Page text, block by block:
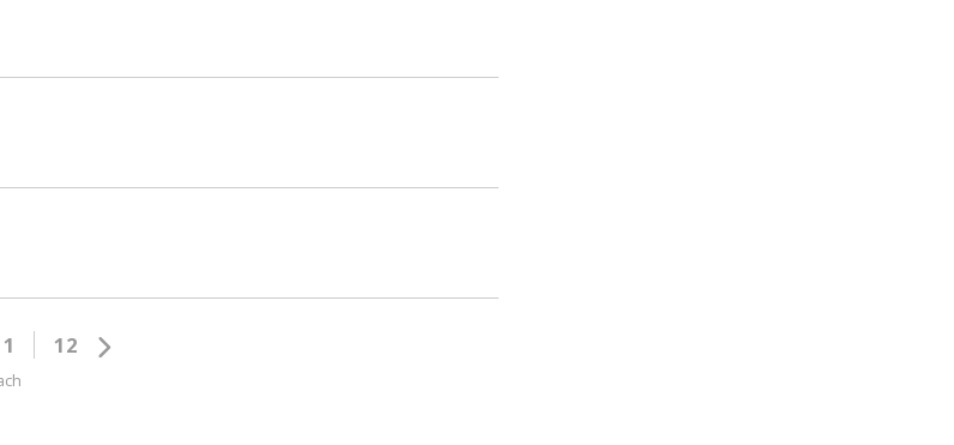
12